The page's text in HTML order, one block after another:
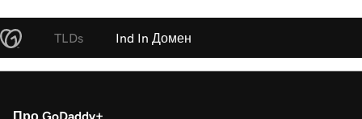
TLDs Ind In Домен
Про GoDaddy